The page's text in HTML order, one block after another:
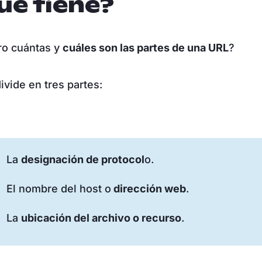
cuántas ycuáles son las partes de una URL?
en tres partes:
Ladesignación de protocolo.
El nombre del host o dirección web.
La ubicación del archivo o recurso.